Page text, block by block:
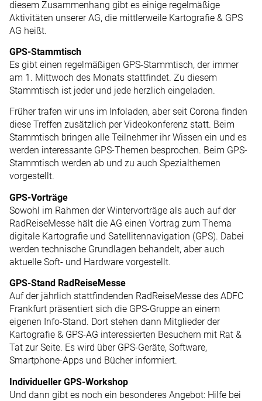
diesem Zusammenhang gibt es einige regelmäßige
Aktivitäten unserer AG, die mittlerweile Kartografie & GPS
AG heißt.
GPS-Stammtisch
Es gibt einen regelmäßigen GPS-Stammtisch, der immer
am 1. Mittwoch des Monats stattfindet. Zu diesem
Stammtisch ist jeder und jede herzlich eingeladen.
Früher trafen wir uns im Infoladen, aber seit Corona finden
diese Treffen zusätzlich per Videokonferenz statt. Beim
Stammtisch bringen alle Teilnehmer ihr Wissen ein und es
werden interessante GPS-Themen besprochen. Beim GPS-
Stammtisch werden ab und zu auch Spezialthemen
vorgestellt.
GPS-Vorträge
Sowohl im Rahmen der Wintervorträge als auch auf der
RadReiseMesse hält die AG einen Vortrag zum Thema
digitale Kartografie und Satellitennavigation (GPS). Dabei
werden technische Grundlagen behandelt, aber auch
aktuelle Soft- und Hardware vorgestellt.
GPS-Stand RadReiseMesse
Auf der jährlich stattfindenden RadReiseMesse des ADFC
Frankfurt präsentiert sich die GPS-Gruppe an einem
eigenen Info-Stand. Dort stehen dann Mitglieder der
Kartografie & GPS-AG interessierten Besuchern mit Rat &
Tat zur Seite. Es wird über GPS-Geräte, Software,
Smartphone-Apps und Bücher informiert.
Individueller GPS-Workshop
Und dann gibt es noch ein besonderes Angebot: Hilfe bei